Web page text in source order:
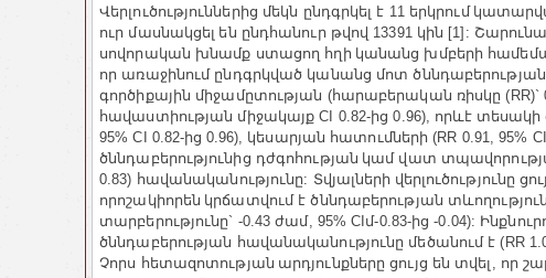
Վերլուծություններից մեկն ընդգրկել է 11 երկրում
ուր մասնակցել են ընդհանուր թվով 13391 կին [1]:
սովորական խնամք ստացող հղի կանանց խմբերի
որ առաջինում ընդգրկված կանանց մոտ ծննդաբերության
գործիքային միջամըտության (հարաբերական ռիսկը (RR)`
հավաստիության միջակայք CI 0.82-ից 0.96), որևէ տեսակի
95% CI 0.82-ից 0.96), կեսարյան հատումների (RR 0.91, 95%
ծննդաբերությունից դժգոհության կամ վատ
0.83) հավանականությունը: Տվյալների վերլուծությունը
որոշակիորեն կրճատվում է ծննդաբերության
տարբերությունը` -0.43ժամ, 95% CI մ-0.83-ից -0.04):
ծննդաբերության հավանականությունը մեծանում է (RR
Չորս հետազոտության արդյունքները ցույց են տվել , որ